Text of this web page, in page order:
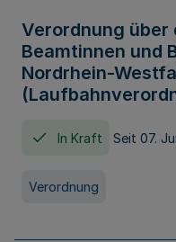
Verordnung über
Beamtinnen und
Nordrhein-
In Kraft Seit 07.
Verordnung